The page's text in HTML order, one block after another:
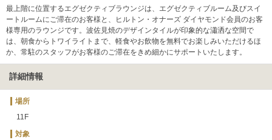
最上階に位置するエグゼクティブラウンジは、エグゼクティブルーム及びスイ
ートルームにご滞在のお客様と、ヒルトン・オナーズ ダイヤモンド会員のお客
様専用のラウンジです。波佐見焼のデザインタイルが印象的な瀟洒な空間で
は、朝食からトワイライトまで、軽食やお飲物を無料でお楽しみいただけるほ
か、常駐のスタッフがお客様のご滞在をきめ細かにサポートいたします。
詳細情報
場所
11F
対象